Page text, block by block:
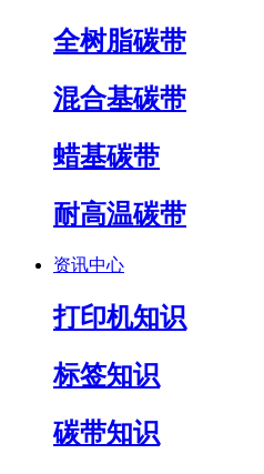
全树脂碳带
混合基碳带
蜡基碳带
耐高温碳带
资讯中心
打印机知识
标签知识
碳带知识